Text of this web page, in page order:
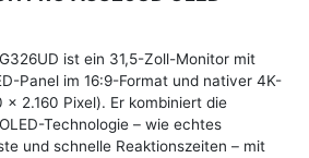
ist ein 31,5-Zoll-Monitor mit
Panel im 16:9-Format und nativer 4K-
2.160 Pixel). Er kombiniert die
Technologie – wie echtes
und schnelle Reaktionszeiten – mit